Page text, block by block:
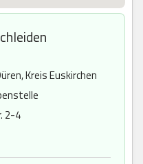
Kreis Euskirchen
2-4